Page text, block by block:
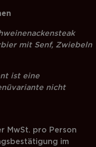
mit Senf, Zwiebeln
ist eine
nicht
MwSt. pro Person
im